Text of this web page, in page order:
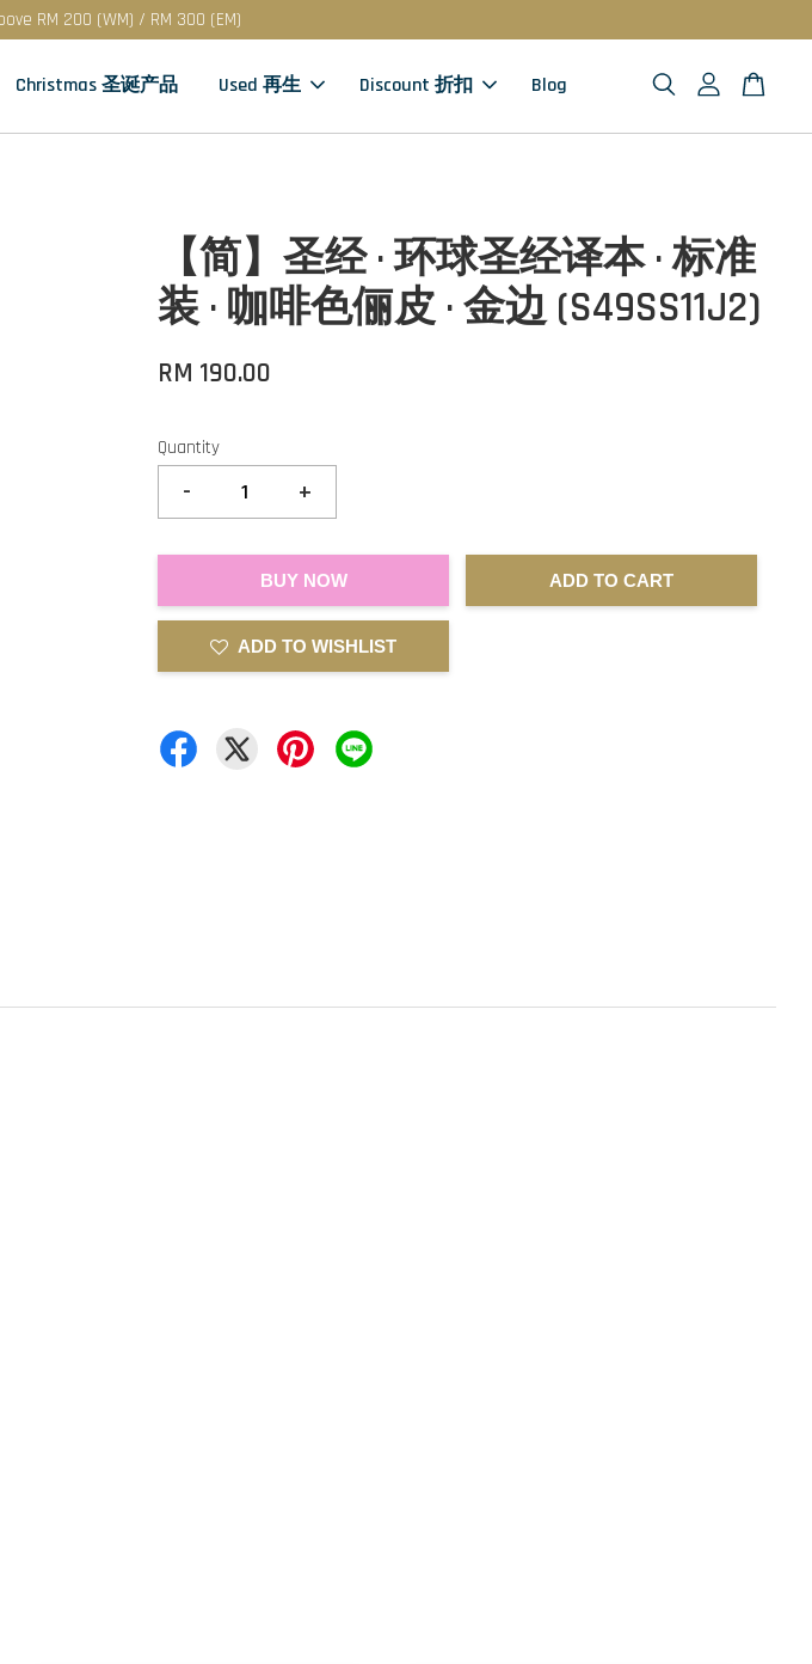
RM 200 (WM) / RM 300 (EM)
Christmas 圣诞产品 Used 再生 Discount 折扣 Blog
【简】圣经 · 环球圣经译本 · 标准
装 · 咖啡色俪皮 · 金边 (S49SS11J2)
RM 190.00
Quantity
- +
BUY NOW ADD TO CART
ADD TO WISHLIST